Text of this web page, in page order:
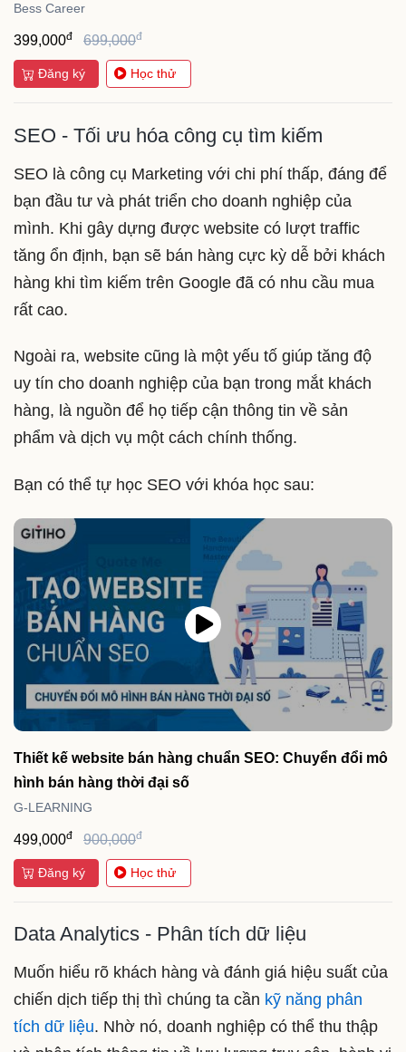
Bess Career
399,000đ 699,000đ
Đăng ký Học thử
SEO - Tối ưu hóa công cụ tìm kiếm
SEO là công cụ Marketing với chi phí thấp, đáng để
bạn đầu tư và phát triển cho doanh nghiệp của
mình. Khi gây dựng được website có lượt traffic
tăng ổn định, bạn sẽ bán hàng cực kỳ dễ bởi khách
hàng khi tìm kiếm trên Google đã có nhu cầu mua
rất cao.
Ngoài ra, website cũng là một yếu tố giúp tăng độ
uy tín cho doanh nghiệp của bạn trong mắt khách
hàng, là nguồn để họ tiếp cận thông tin về sản
phẩm và dịch vụ một cách chính thống.
Bạn có thể tự học SEO với khóa học sau:
Thiết kế website bán hàng chuẩn SEO: Chuyển đổi mô
hình bán hàng thời đại số
G-LEARNING
499,000đ 900,000đ
Đăng ký Học thử
Data Analytics - Phân tích dữ liệu
Muốn hiểu rõ khách hàng và đánh giá hiệu suất của
chiến dịch tiếp thị thì chúng ta cần kỹ năng phân
tích dữ liệu. Nhờ nó, doanh nghiệp có thể thu thập